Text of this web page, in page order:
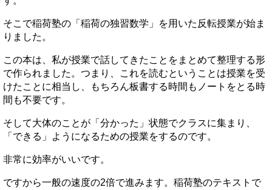
そこで稲荷塾の「稲荷の独習数学」を用いた反転授業が始ま
りました。
この本は、私が授業で話してきたことをまとめて整理する形
で作られました。つまり、これを読むということは授業を受
けたことに相当し、もちろん板書する時間もノートをとる時
間も不要です。
そして大体のことが「分かった」状態でクラスに集まり、
「できる」ようになるための授業をするのです。
非常に効率がいいです。
ですから一般の速度の2倍で進みます。稲荷塾のテキストで